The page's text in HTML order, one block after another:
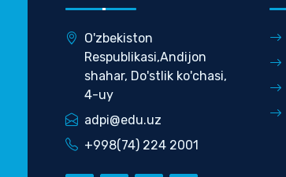
O'zbekiston
Respublikasi,Andijon
shahar, Do'stlik ko'chasi,
4-uy
adpi@edu.uz
+998(74) 224 2001